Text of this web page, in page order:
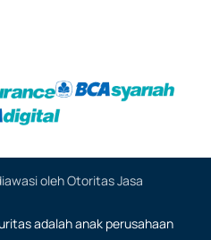
oleh Otoritas Jasa
adalah anak perusahaan